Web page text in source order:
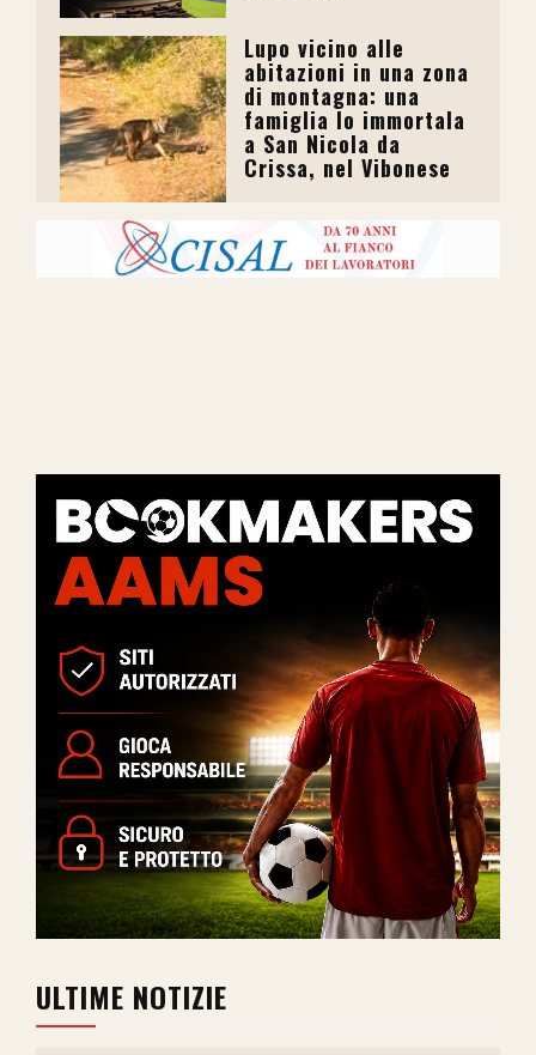
Lupo vicino alle
abitazioni in una zona
di montagna: una
famiglia lo immortala
a San Nicola da
Crissa, nel Vibonese
ULTIME NOTIZIE